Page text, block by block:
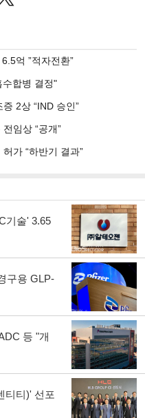
로
억 ”적자전환”
수합병 결정"
2상 “IND 승인”
임상 “공개”
가 “하반기 결과”
기술' 3.65
구용 GLP-
등 "개
티티)' 선포